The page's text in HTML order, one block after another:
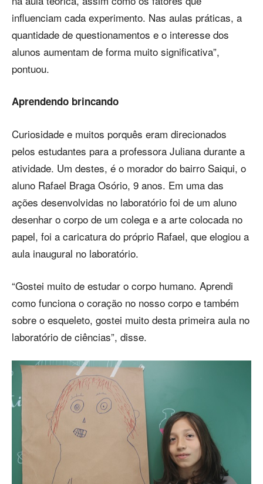
influenciam cada experimento. Nas aulas práticas, a
quantidade de questionamentos e o interesse dos
alunos aumentam de forma muito significativa”,
pontuou.
Aprendendo brincando
Curiosidade e muitos porquês eram direcionados
pelos estudantes para a professora Juliana durante a
atividade. Um destes, é o morador do bairro Saiqui, o
aluno Rafael Braga Osório, 9 anos. Em uma das
ações desenvolvidas no laboratório foi de um aluno
desenhar o corpo de um colega e a arte colocada no
papel, foi a caricatura do próprio Rafael, que elogiou a
aula inaugural no laboratório.
“Gostei muito de estudar o corpo humano. Aprendi
como funciona o coração no nosso corpo e também
sobre o esqueleto, gostei muito desta primeira aula no
laboratório de ciências”, disse.